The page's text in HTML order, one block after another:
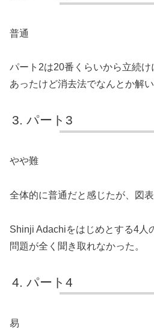
普通
パート2は20番くらいから立続
あったけど消去法でなんとか解い
パート3
やや難
全体的に普通だと感じたが、図
Shinji Adachiをはじめとする4人
問題が全く聞き取れなかった。
パート4
易